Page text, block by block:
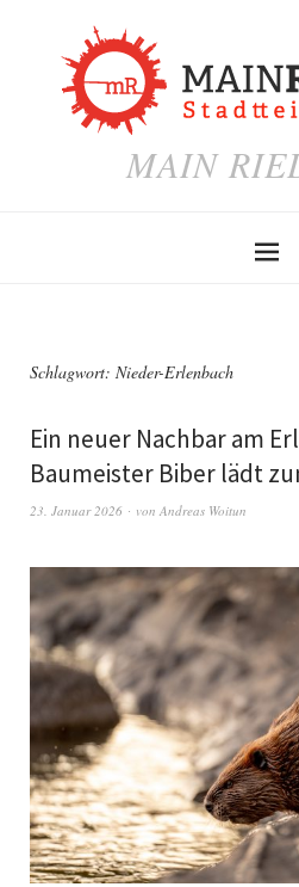
MAIN
Schlagwort: Nieder-Erlenbach
Ein neuer Nachbar am
Baumeister Biber lädt
23. Januar 2026 von Andreas Woitun